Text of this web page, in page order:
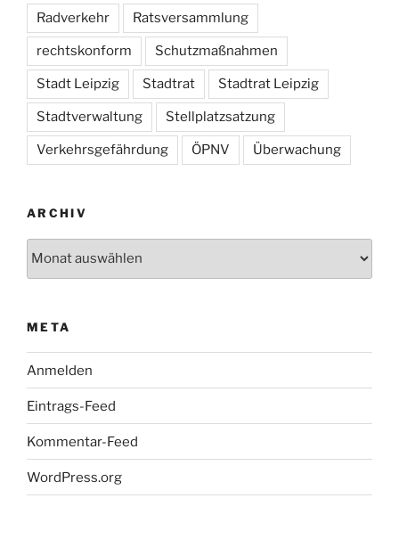
Radverkehr Ratsversammlung
rechtskonform Schutzmaßnahmen
Stadt Leipzig Stadtrat Stadtrat Leipzig
Stadtverwaltung Stellplatzsatzung
Verkehrsgefährdung ÖPNV Überwachung
ARCHIV
META
Anmelden
Eintrags-Feed
Kommentar-Feed
WordPress.org